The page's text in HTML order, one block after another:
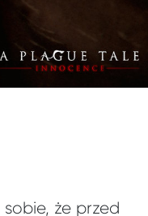
że przed